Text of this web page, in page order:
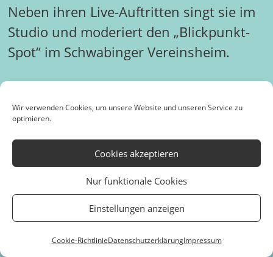
Wir verwenden Cookies, um unsere Website und unseren Service zu
optimieren.
Cookies akzeptieren
Nur funktionale Cookies
Einstellungen anzeigen
Cookie-RichtlinieDatenschutzerklärungImpressum
Neben ihren Live-Auftritten singt sie im
Studio und moderiert den „Blickpunkt-
Spot“ im Schwabinger Vereinsheim.
Katarina Morfa